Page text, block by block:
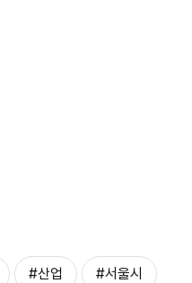
#산업 #서울시